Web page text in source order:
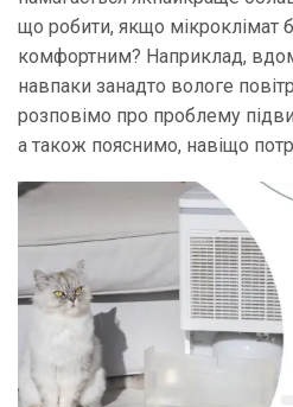
що робити, якщо мікроклімат
комфортним? Наприклад,
навпаки занадто вологе
розповімо про проблему
а також пояснимо, навіщо